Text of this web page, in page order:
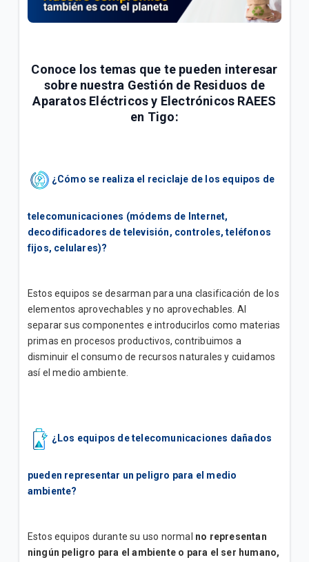
Conoce los paquetes Full Tigo + Plus | General
Conoce tu factura Tigo | General
Soporte técnico para tus servicios Tigo | General
VER MÁS
Conoce los temas que te pueden interesar
sobre nuestra Gestión de Residuos de
Aparatos Eléctricos y Electrónicos RAEES
en Tigo:
¿Cómo se realiza el reciclaje de los equipos de
telecomunicaciones (módems de Internet,
decodificadores de televisión, controles, teléfonos
fijos, celulares)?
Estos equipos se desarman para una clasificación de los
elementos aprovechables y no aprovechables. Al
separar sus componentes e introducirlos como materias
primas en procesos productivos, contribuimos a
disminuir el consumo de recursos naturales y cuidamos
así el medio ambiente.
¿Los equipos de telecomunicaciones dañados
pueden representar un peligro para el medio
ambiente?
Estos equipos durante su uso normal no representan
ningún peligro para el ambiente o para el ser humano,